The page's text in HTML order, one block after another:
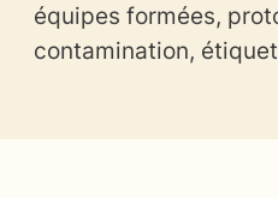
Trouver un restaurant
équipes formées,
contamination,